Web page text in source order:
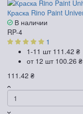
Краска Rino Paint
В наличии
RP-4
1
1-11 шт 111.42 ₴
от 12 шт 100.26 ₴
111.42 ₴